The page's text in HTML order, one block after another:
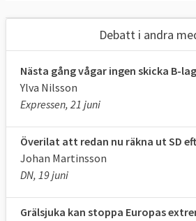
Debatt i andra
Nästa gång vågar ingen skicka B-
Ylva Nilsson
Expressen, 21 juni
Överilat att redan nu räkna ut SD
Johan Martinsson
DN, 19 juni
Grälsjuka kan stoppa Europas